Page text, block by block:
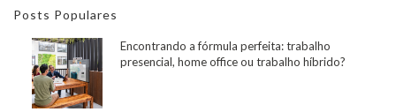
Posts Populares
Encontrando a fórmula perfeita: trabalho
presencial, home office ou trabalho híbrido?